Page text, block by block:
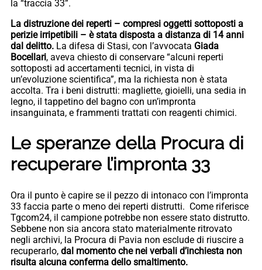
la “traccia 33”.
La distruzione dei reperti – compresi oggetti sottoposti a
perizie irripetibili – è stata disposta a distanza di 14 anni
dal delitto. La difesa di Stasi, con l’avvocata Giada
Bocellari, aveva chiesto di conservare “alcuni reperti
sottoposti ad accertamenti tecnici, in vista di
un’evoluzione scientifica”, ma la richiesta non è stata
accolta. Tra i beni distrutti: magliette, gioielli, una sedia in
legno, il tappetino del bagno con un’impronta
insanguinata, e frammenti trattati con reagenti chimici.
Le speranze della Procura di
recuperare l’impronta 33
Ora il punto è capire se il pezzo di intonaco con l’impronta
33 faccia parte o meno dei reperti distrutti. Come riferisce
Tgcom24, il campione potrebbe non essere stato distrutto.
Sebbene non sia ancora stato materialmente ritrovato
negli archivi, la Procura di Pavia non esclude di riuscire a
recuperarlo, dal momento che nei verbali d’inchiesta non
risulta alcuna conferma dello smaltimento.